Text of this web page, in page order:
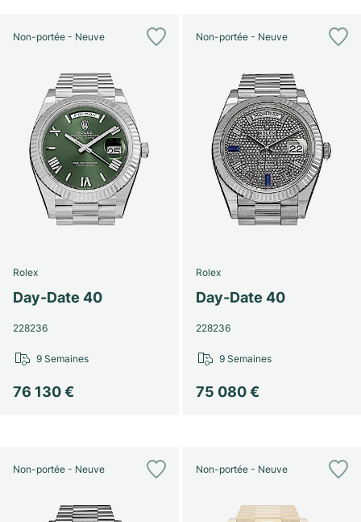
Non-portée - Neuve
Rolex
Day-Date 40
228236
76 130 €
9 Semaines
Non-portée - Neuve
Rolex
Day-Date 40
228236
75 080 €
9 Semaines
Non-portée - Neuve Non-portée - Neuve